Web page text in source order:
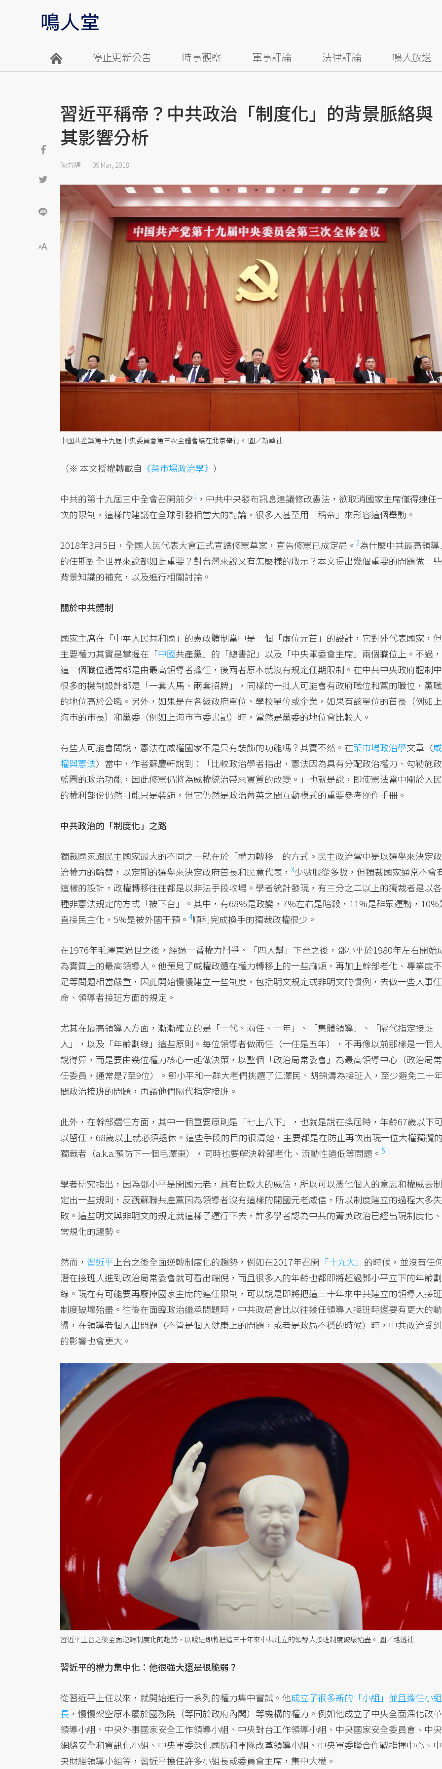
停止更新公告 時事觀察 軍事評論 法律評論 鳴人放送
習近平稱帝？中共政治「制度化」的背景脈絡與
其影響分析
陳方隅 09 Mar, 2018
中國共產黨第十九屆中央委員會第三次全體會議在北京舉行。 圖／新華社
（※ 本文授權轉載自 《菜市場政治學》 ）
中共的第十九屆三中全會召開前夕1 ，中共中央發布訊息建議修改憲法，欲取消國家主席僅得連任
次的限制，這樣的建議在全球引發相當大的討論，很多人甚至用「稱帝」來形容這個舉動。
2018年3月5日，全國人民代表大會正式宣讀修憲草案，宣告修憲已成定局。 2為什麼中共最高領導
的任期對全世界來說都如此重要？對台灣來說又有怎麼樣的啟示？本文提出幾個重要的問題做一些
背景知識的補充，以及進行相關討論。
關於中共體制
國家主席在「中華人民共和國」的憲政體制當中是一個「虛位元首」的設計，它對外代表國家，但
主要權力其實是掌握在「中國共產黨」的「總書記」以及「中央軍委會主席」兩個職位上。不過，
這三個職位通常都是由最高領導者擔任，後兩者原本就沒有規定任期限制。在中共中央政府體制中
很多的機制設計都是「一套人馬、兩套招牌」，同樣的一批人可能會有政府職位和黨的職位，黨職
的地位高於公職。另外，如果是在各級政府單位、學校單位或企業，如果有該單位的首長（例如上
海市的市長）和黨委（例如上海市市委書記）時，當然是黨委的地位會比較大。
有些人可能會問說，憲法在威權國家不是只有裝飾的功能嗎？其實不然。在菜市場政治學文章〈威
權與憲法〉當中，作者蘇慶軒說到：「比較政治學者指出，憲法因為具有分配政治權力、勾勒施政
藍圖的政治功能，因此修憲仍將為威權統治帶來實質的改變。」也就是說，即使憲法當中關於人民
的權利部份仍然可能只是裝飾，但它仍然是政治菁英之間互動模式的重要參考操作手冊。
中共政治的「制度化」之路
獨裁國家跟民主國家最大的不同之一就在於「權力轉移」的方式。民主政治當中是以選舉來決定政
治權力的輪替，以定期的選舉來決定政府首長和民意代表， 3少數服從多數，但獨裁國家通常不會
這樣的設計，政權轉移往往都是以非法手段收場。學者統計發現，有三分之二以上的獨裁者是以各
種非憲法規定的方式「被下台」。其中，有68%是政變，7%左右是暗殺，11%是群眾運動，10%
直接民主化，5%是被外國干預。 4順利完成換手的獨裁政權很少。
在1976年毛澤東過世之後，經過一番權力鬥爭、「四人幫」下台之後，鄧小平於1980年左右開始
為實質上的最高領導人。他預見了威權政體在權力轉移上的一些麻煩，再加上幹部老化、專業度不
足等問題相當嚴重，因此開始慢慢建立一些制度，包括明文規定或非明文的慣例，去做一些人事任
命、領導者接班方面的規定。
尤其在最高領導人方面，漸漸確立的是「一代、兩任、十年」、「集體領導」、「隔代指定接班
人」，以及「年齡劃線」這些原則。每位領導者做兩任（一任是五年），不再像以前那樣是一個人
說得算，而是要由幾位權力核心一起做決策，以整個「政治局常委會」為最高領導中心（政治局常
任委員，通常是7至9位）。鄧小平和一群大老們挑選了江澤民、胡錦濤為接班人，至少避免二十年
間政治接班的問題，再讓他們隔代指定接班。
此外，在幹部選任方面，其中一個重要原則是「七上八下」，也就是說在換屆時，年齡67歲以下
以留任，68歲以上就必須退休。這些手段的目的很清楚，主要都是在防止再次出現一位大權獨攬的
獨裁者（a.k.a.預防下一個毛澤東），同時也要解決幹部老化、流動性過低等問題。 5
學者研究指出，因為鄧小平是開國元老，具有比較大的威信，所以可以憑他個人的意志和權威去制
定出一些規則，反觀蘇聯共產黨因為領導者沒有這樣的開國元老威信，所以制度建立的過程大多失
敗。這些明文與非明文的規定就這樣子運行下去，許多學者認為中共的菁英政治已經出現制度化、
常規化的趨勢。
然而， 習近平 上台之後全面逆轉制度化的趨勢，例如在2017年召開 「十九大」 的時候，並沒有任
潛在接班人進到政治局常委會就可看出端倪，而且很多人的年齡也都即將超過鄧小平立下的年齡劃
線。現在有可能要再廢掉國家主席的連任限制，可以說是即將把這三十年來中共建立的領導人接班
制度破壞殆盡。往後在面臨政治繼承問題時，中共政局會比以往幾任領導人接班時還要有更大的動
盪，在領導者個人出問題（不管是個人健康上的問題，或者是政局不穩的時候）時，中共政治受到
的影響也會更大。
習近平上台之後全面逆轉制度化的趨勢，以說是即將把這三十年來中共建立的領導人接班制度破壞殆盡。 圖／路透社
習近平的權力集中化：他很強大還是很脆弱？
從習近平上任以來，就開始進行一系列的權力集中嘗試。他成立了很多新的「小組」並且擔任小組
長 ，慢慢架空原本屬於國務院（等同於政府內閣）等機構的權力。例如他成立了中央全面深化改革
領導小組、中央外事國家安全工作領導小組、中央對台工作領導小組、中央國家安全委員會、中央
網絡安全和資訊化小組、中央軍委深化國防和軍隊改革領導小組、中央軍委聯合作戰指揮中心、中
央財經領導小組等，習近平擔任許多小組長或委員會主席，集中大權。